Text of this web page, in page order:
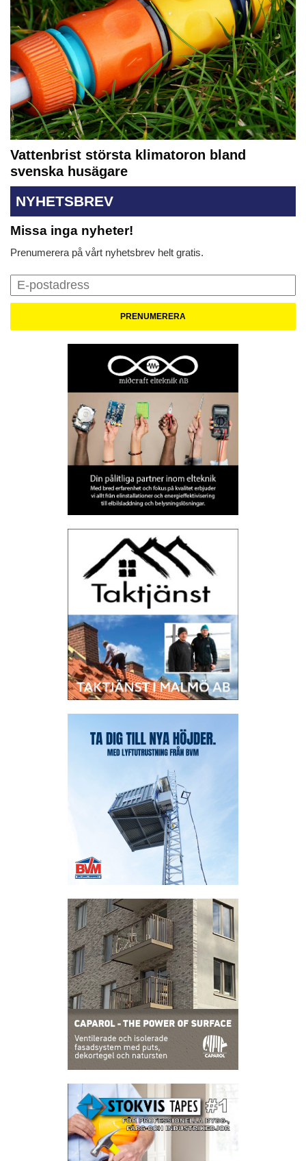
Vattenbrist största klimatoron bland
svenska husägare
NYHETSBREV
Missa inga nyheter!
Prenumerera på vårt nyhetsbrev helt gratis.